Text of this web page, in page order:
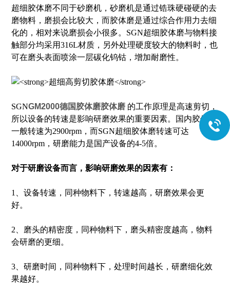
超细胶体磨不同于砂磨机，砂磨机是通过锆珠硬碰硬的去
磨物料，磨损会比较大，而胶体磨是通过综合作用力去细
化的，相对来说磨损会小很多。SGN超细胶体磨与物料接
触部分均采用316L材质，另外处理硬度较大的物料时，也
可在磨头表面喷涂一层碳化钨钴，增加耐磨性。
SGNGM2000德国胶体磨胶体磨 的工作原理是高速剪切，
所以设备的转速是影响研磨效果的重要因素。国内胶体磨
一般转速为2900rpm，而SGN超细胶体磨转速可达
14000rpm，研磨能力是国产设备的4-5倍。
对于研磨设备而言，影响研磨效果的因素有：
1、设备转速，同种物料下，转速越高，研磨效果会更
好。
2、磨头的精密度，同种物料下，磨头精密度越高，物料
会研磨的更细。
3、研磨时间，同种物料下，处理时间越长，研磨细化效
果越好。